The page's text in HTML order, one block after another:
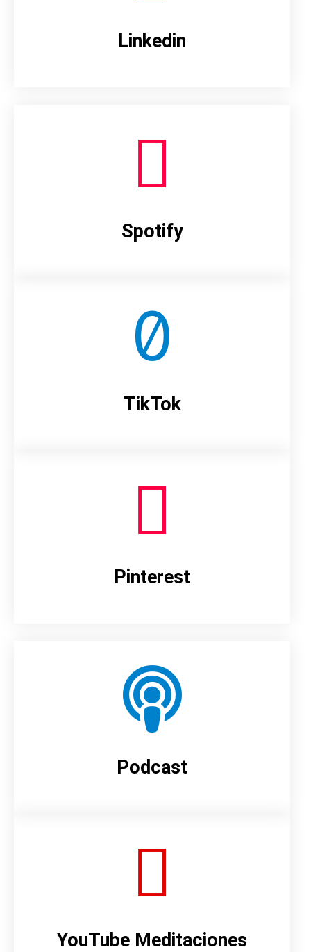
Linkedin
Spotify
TikTok
Pinterest
Podcast
YouTube Meditaciones